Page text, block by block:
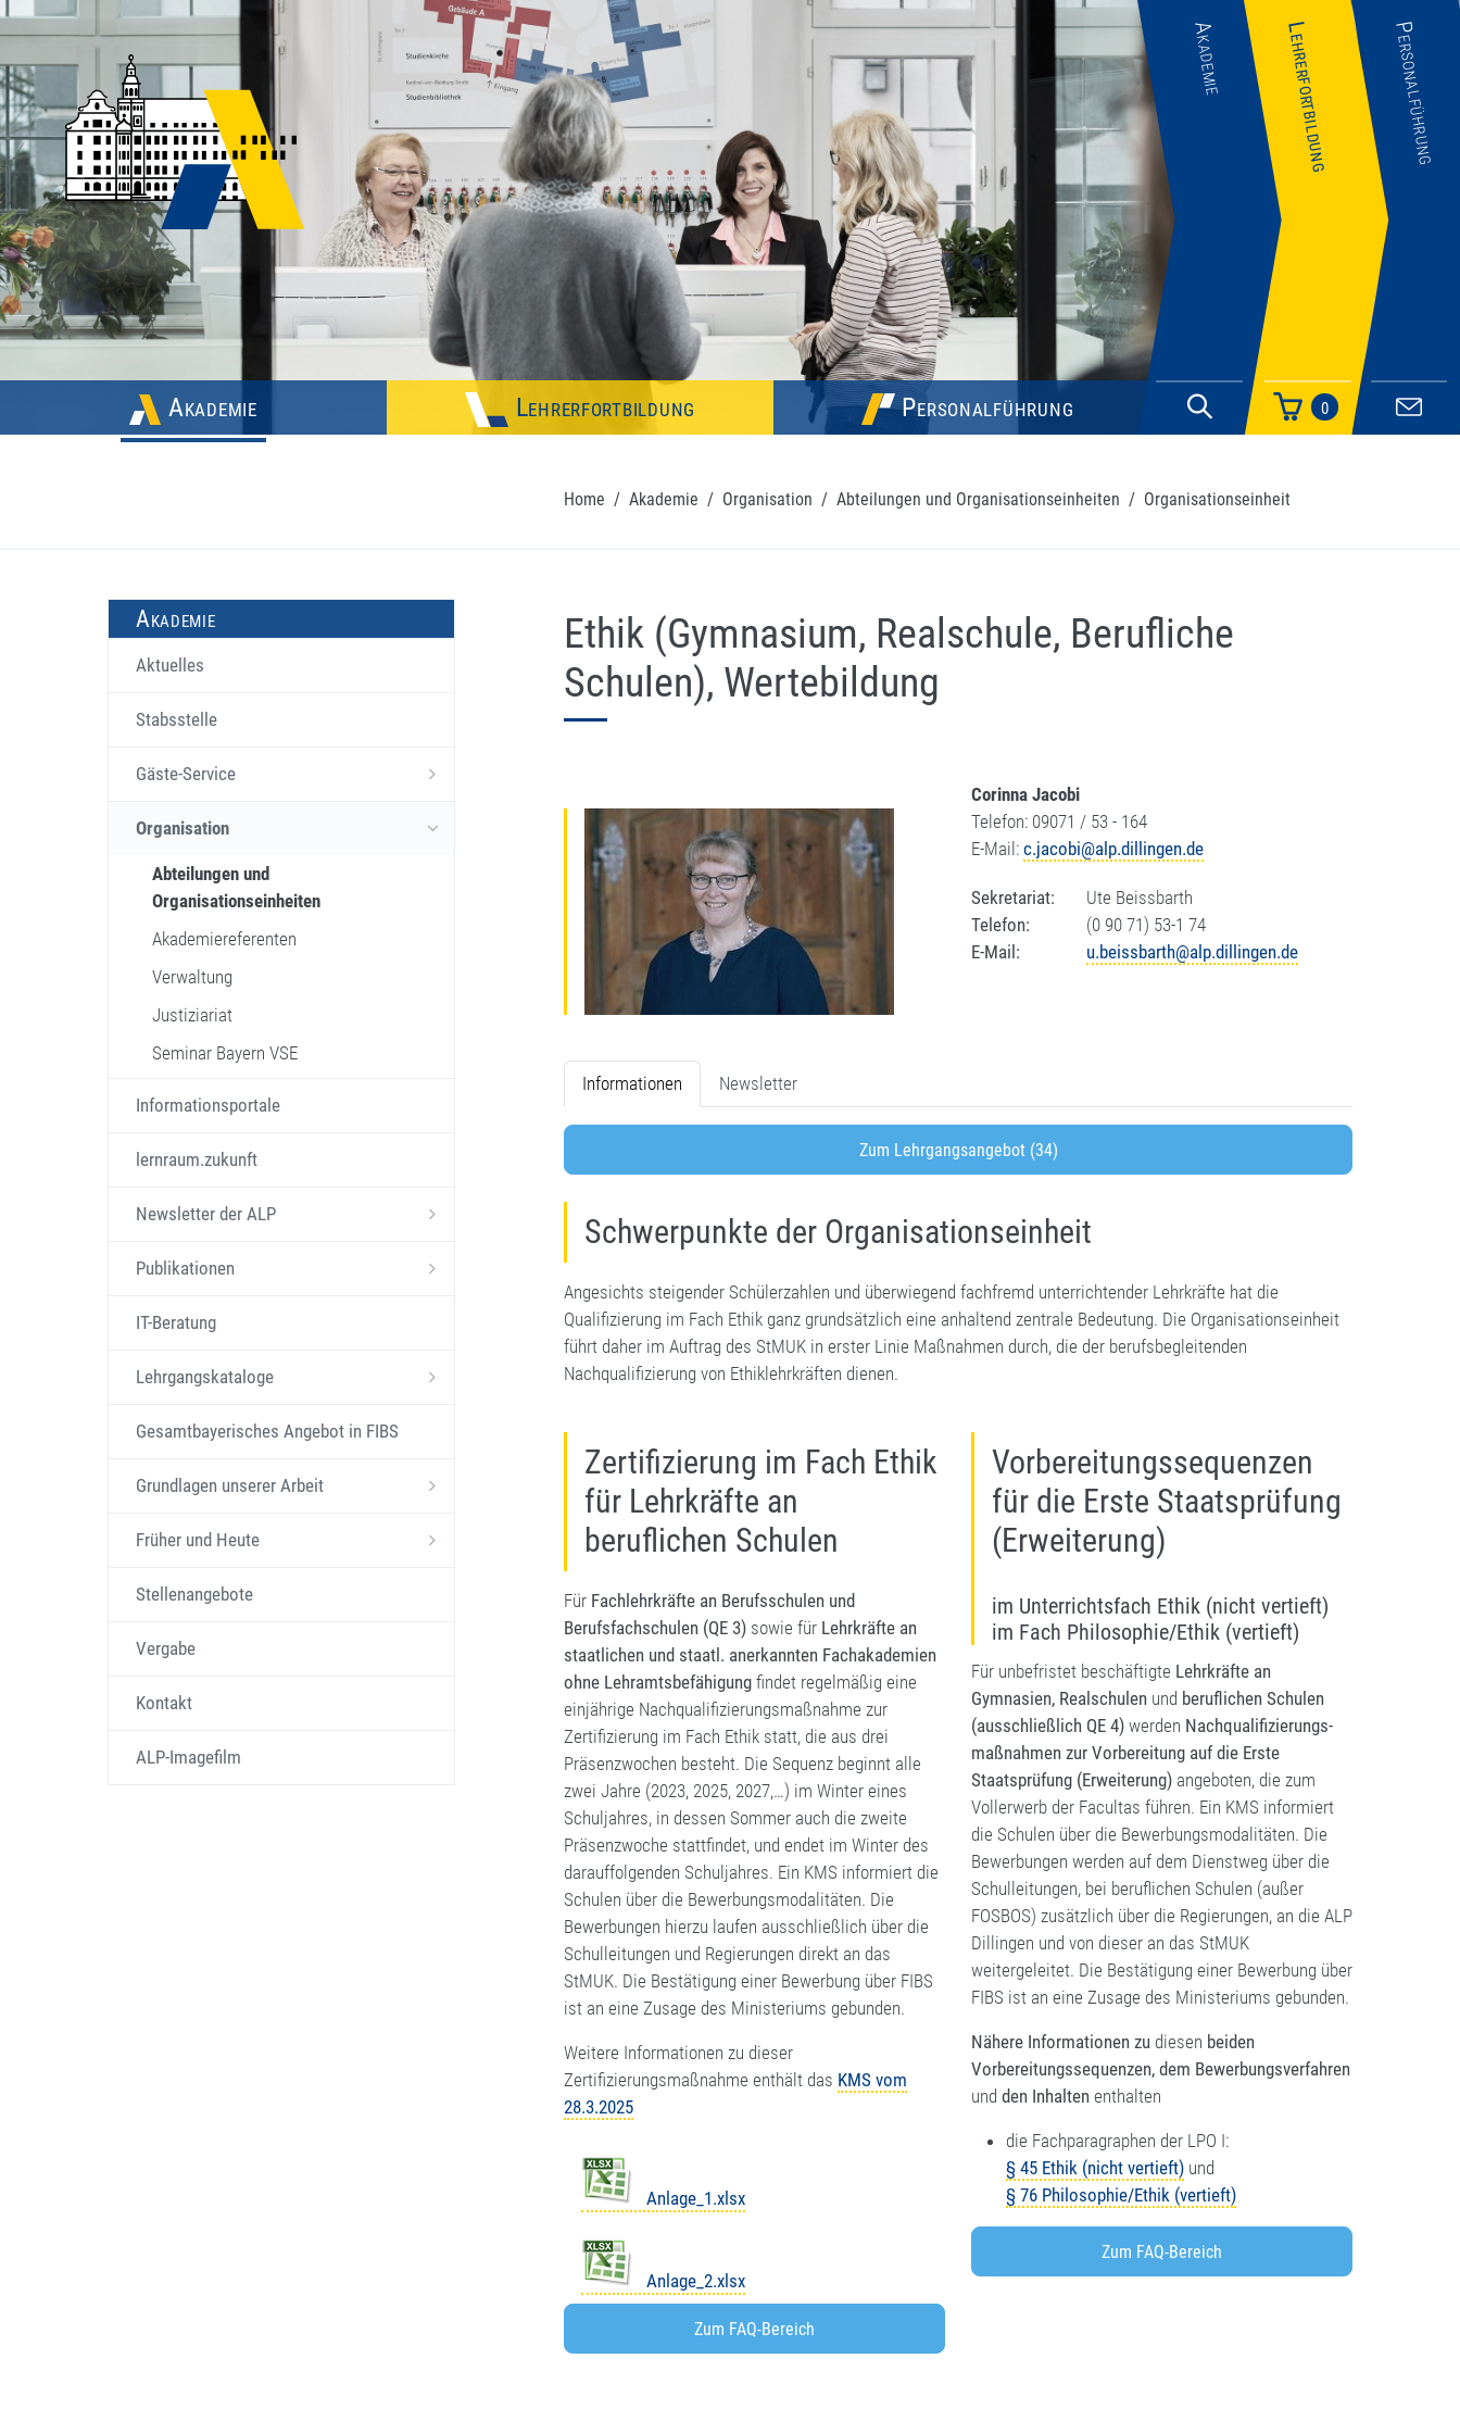
Akademie Lehrerfortbildung Personalführung 0
Akademie Lehrerfortbildung Personalführung
Home / Akademie / Organisation / Abteilungen und Organisationseinheiten / Organisationseinheit
Akademie
Aktuelles
Stabsstelle
Gäste-Service
Organisation
Abteilungen und
Organisationseinheiten
Akademiereferenten
Verwaltung
Justiziariat
Seminar Bayern VSE
Informationsportale
lernraum.zukunft
Newsletter der ALP
Publikationen
IT-Beratung
Lehrgangskataloge
Gesamtbayerisches Angebot in FIBS
Grundlagen unserer Arbeit
Früher und Heute
Stellenangebote
Vergabe
Kontakt
ALP-Imagefilm
Ethik (Gymnasium, Realschule, Berufliche
Schulen), Wertebildung
Corinna Jacobi
Telefon: 09071 / 53 - 164
E-Mail: c.jacobi@alp.dillingen.de
Sekretariat:
Ute Beissbarth
Telefon:
(0 90 71) 53-1 74
E-Mail:
u.beissbarth@alp.dillingen.de
Informationen Newsletter
Zum Lehrgangsangebot (34)
Schwerpunkte der Organisationseinheit
Angesichts steigender Schülerzahlen und überwiegend fachfremd unterrichtender Lehrkräfte hat die
Qualifizierung im Fach Ethik ganz grundsätzlich eine anhaltend zentrale Bedeutung. Die Organisationseinheit
führt daher im Auftrag des StMUK in erster Linie Maßnahmen durch, die der berufsbegleitenden
Nachqualifizierung von Ethiklehrkräften dienen.
Zertifizierung im Fach Ethik
für Lehrkräfte an
beruflichen Schulen
Für Fachlehrkräfte an Berufsschulen und
Berufsfachschulen (QE 3) sowie für Lehrkräfte an
staatlichen und staatl. anerkannten Fachakademien
ohne Lehramtsbefähigung findet regelmäßig eine
einjährige Nachqualifizierungsmaßnahme zur
Zertifizierung im Fach Ethik statt, die aus drei
Präsenzwochen besteht. Die Sequenz beginnt alle
zwei Jahre (2023, 2025, 2027,…) im Winter eines
Schuljahres, in dessen Sommer auch die zweite
Präsenzwoche stattfindet, und endet im Winter des
darauf­folgenden Schuljahres. Ein KMS informiert die
Schulen über die Bewerbungsmodalitäten. Die
Bewerbungen hierzu laufen ausschließlich über die
Schulleitungen und Regierungen direkt an das
StMUK. Die Bestätigung einer Bewerbung über FIBS
ist an eine Zusage des Ministeriums gebunden.
Weitere Informationen zu dieser
Zertifizierungsmaßnahme enthält das KMS vom
28.3.2025
Anlage_1.xlsx
Anlage_2.xlsx
Zum FAQ-Bereich
Vorbereitungssequenzen
für die Erste Staatsprüfung
(Erweiterung)
im Unterrichtsfach Ethik (nicht vertieft)
im Fach Philosophie/Ethik (vertieft)
Für unbefristet beschäftigte Lehrkräfte an
Gymnasien, Realschulen und beruflichen Schulen
(ausschließlich QE 4) werden Nach­quali­fizierungs­
maßnahmen zur Vorbereitung auf die Erste
Staatsprüfung (Erweiterung) angeboten, die zum
Vollerwerb der Facultas führen. Ein KMS informiert
die Schulen über die Bewerbungsmodalitäten. Die
Bewerbungen werden auf dem Dienstweg über die
Schulleitungen, bei beruflichen Schulen (außer
FOSBOS) zusätzlich über die Regierungen, an die ALP
Dillingen und von dieser an das StMUK
weitergeleitet. Die Bestätigung einer Bewerbung über
FIBS ist an eine Zusage des Ministeriums gebunden.
Nähere Informationen zu diesen beiden
Vorbereitungssequenzen, dem Bewerbungsverfahren
und den Inhalten enthalten
die Fachparagraphen der LPO I:
§ 45 Ethik (nicht vertieft) und
§ 76 Philosophie/Ethik (vertieft)
Zum FAQ-Bereich